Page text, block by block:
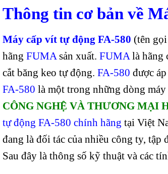
Thông tin cơ bản về
Máy cấp vít tự động FA-580 (tên
hãng FUMA sản xuất. FUMA là hãng
cắt băng keo tự động. FA-580 được
FA-580 là một trong những dòng
CÔNG NGHỆ VÀ THƯƠNG MẠI
tự động FA-580 chính hãng tại Việt
đang là đối tác của nhiều công ty, tập
Sau đây là thông số kỹ thuật và các